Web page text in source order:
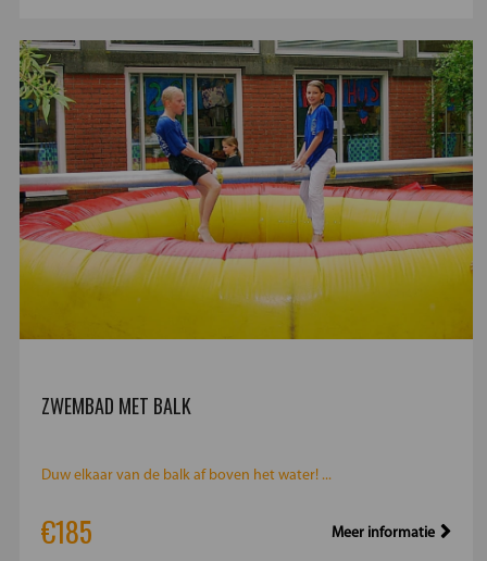
ZWEMBAD MET BALK
Duw elkaar van de balk af boven het water! ...
€185 Meer informatie